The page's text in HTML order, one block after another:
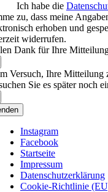
Ich habe die
zu, dass meine
erhoben und
widerrufen.
Dank für Ihre
Versuch, Ihre Mitteilung
Sie es später noch
Instagram
Facebook
Startseite
Impressum
Datenschutzerklärung
Cookie-Richtlinie